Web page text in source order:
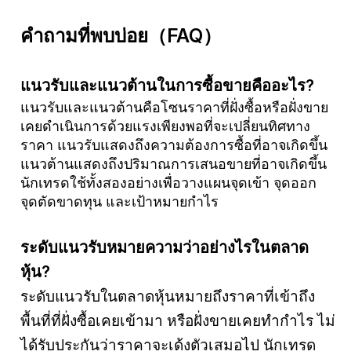
คำถามที่พบบ่อย（FAQ）
แนวรับและแนวต้านในการซื้อขายคืออะไร?
แนวรับและแนวต้านคือโซนราคาที่ฝั่งซื้อหรือฝั่งขาย
เคยดำเนินการด้วยแรงเพียงพอที่จะเปลี่ยนทิศทาง
ราคา แนวรับแสดงถึงความต้องการซื้อที่อาจเกิดขึ้น
แนวต้านแสดงถึงปริมาณการเสนอขายที่อาจเกิดขึ้น
นักเทรดใช้ทั้งสองอย่างเพื่อวางแผนจุดเข้า จุดออก
จุดตัดขาดทุน และเป้าหมายกำไร
ระดับแนวรับหมายความว่าอย่างไรในตลาด
หุ้น?
ระดับแนวรับในตลาดหุ้นหมายถึงราคาที่เข้าถึง
พื้นที่ที่ฝั่งซื้อเคยเข้ามา หรือฝั่งขายเคยทำกำไร ไม่
ได้รับประกันว่าราคาจะเด้งตัวเสมอไป นักเทรด